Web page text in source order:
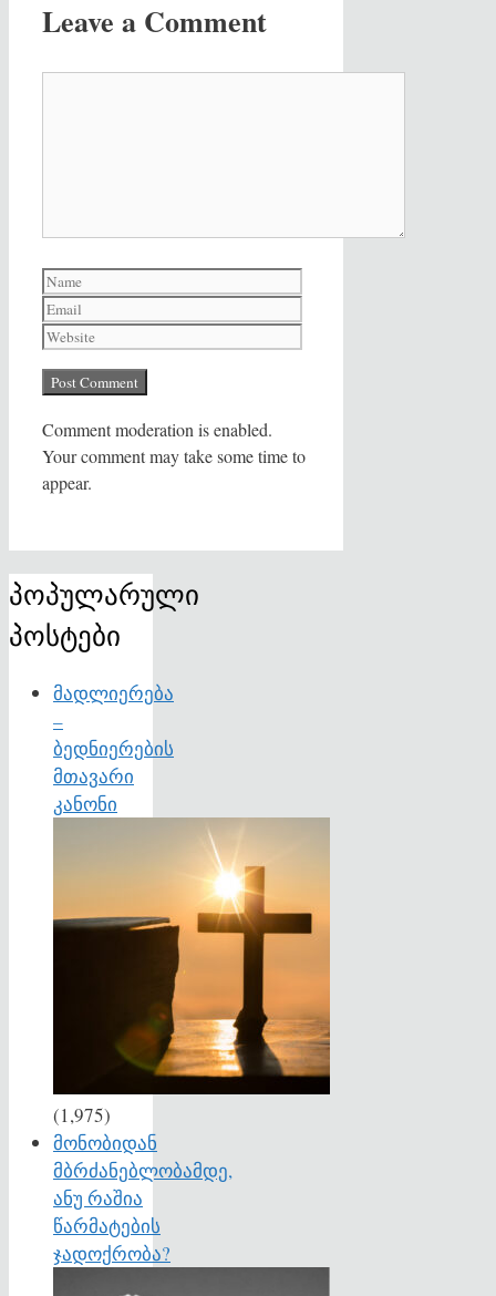
Leave a Comment
Name
Comment moderation is enabled.
Your comment may take some time to
appear.
პოპულარული
პოსტები
მადლიერება
–
ბედნიერების
მთავარი
კანონი
(1,975)
მონობიდან
მბრძანებლობამდე,
ანუ რაშია
წარმატების
ჯადოქრობა?